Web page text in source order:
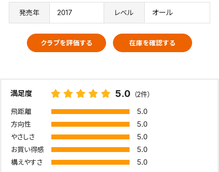
発売年 2017 レベル オール
クラブを評価する 在庫を確認する
満足度 5.0 （2件）
飛距離 5.0
方向性 5.0
やさしさ 5.0
お買い得感 5.0
構えやすさ 5.0